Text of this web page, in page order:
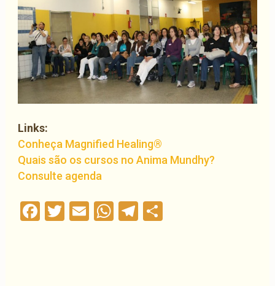
Links:
Conheça Magnified Healing®
Quais são os cursos no Anima Mundhy?
Consulte agenda
Facebook
Twitter
EmailWhatsApp
Telegram